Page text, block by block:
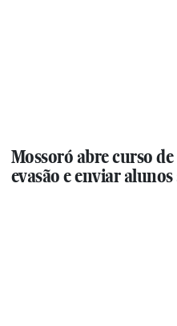
Mossoró abre curso
evasão e enviar